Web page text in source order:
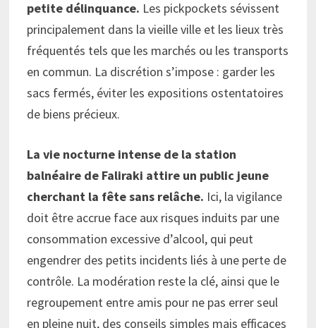
petite délinquance. Les pickpockets sévissent
principalement dans la vieille ville et les lieux très
fréquentés tels que les marchés ou les transports
en commun. La discrétion s’impose : garder les
sacs fermés, éviter les expositions ostentatoires
de biens précieux.
La vie nocturne intense de la station
balnéaire de Faliraki attire un public jeune
cherchant la fête sans relâche. Ici, la vigilance
doit être accrue face aux risques induits par une
consommation excessive d’alcool, qui peut
engendrer des petits incidents liés à une perte de
contrôle. La modération reste la clé, ainsi que le
regroupement entre amis pour ne pas errer seul
en pleine nuit, des conseils simples mais efficaces